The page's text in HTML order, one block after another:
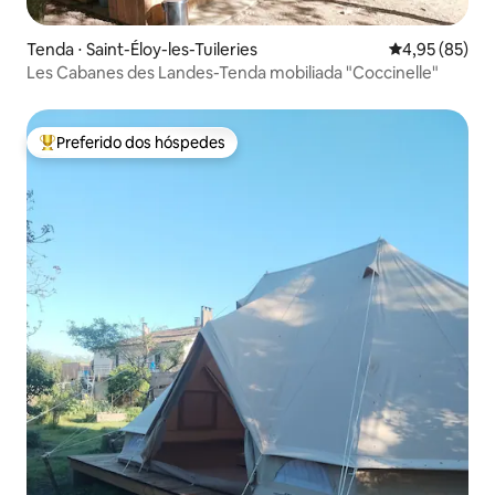
Tenda ⋅ Saint-Éloy-les-Tuileries 4,95 de uma
4,95 (85)
Les Cabanes des Landes-Tenda mobiliada "Coccinelle"
Entre os melhores preferidos dos hóspedes
Preferido dos hóspedes